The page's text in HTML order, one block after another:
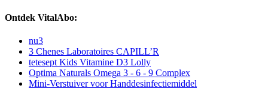
Ontdek VitalAbo:
nu3
3 Chenes Laboratoires CAPILL’R
tetesept Kids Vitamine D3 Lolly
Optima Naturals Omega 3 - 6 - 9 Complex
Mini-Verstuiver voor Handdesinfectiemiddel